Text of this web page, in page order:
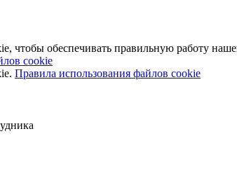
чтобы обеспечивать правильную работу
cookie
Правила использования файлов cookie